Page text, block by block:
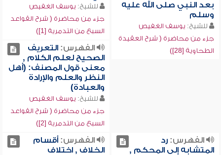
بعد النبي صلى الله عليه
وسلم
للشيخ: يوسف الغفيص
جزء من محاضرة ( شرح العقيدة
الطحاوية [28])
للشيخ: يوسف الغفيص
جزء من محاضرة ( شرح القواعد
السبع من التدمرية [1])
الفهرس:التعريف
الصحيح لعلم الكلام ,
معنى قول المصنف: (أهل
النظر والعلم والإرادة
والعبادة)
للشيخ: يوسف الغفيص
جزء من محاضرة ( شرح القواعد
السبع من التدمرية [2])
الفهرس:رد
المتشابه إلى المحكم ,
الفهرس:أقسام
الخلاف , اختلاف